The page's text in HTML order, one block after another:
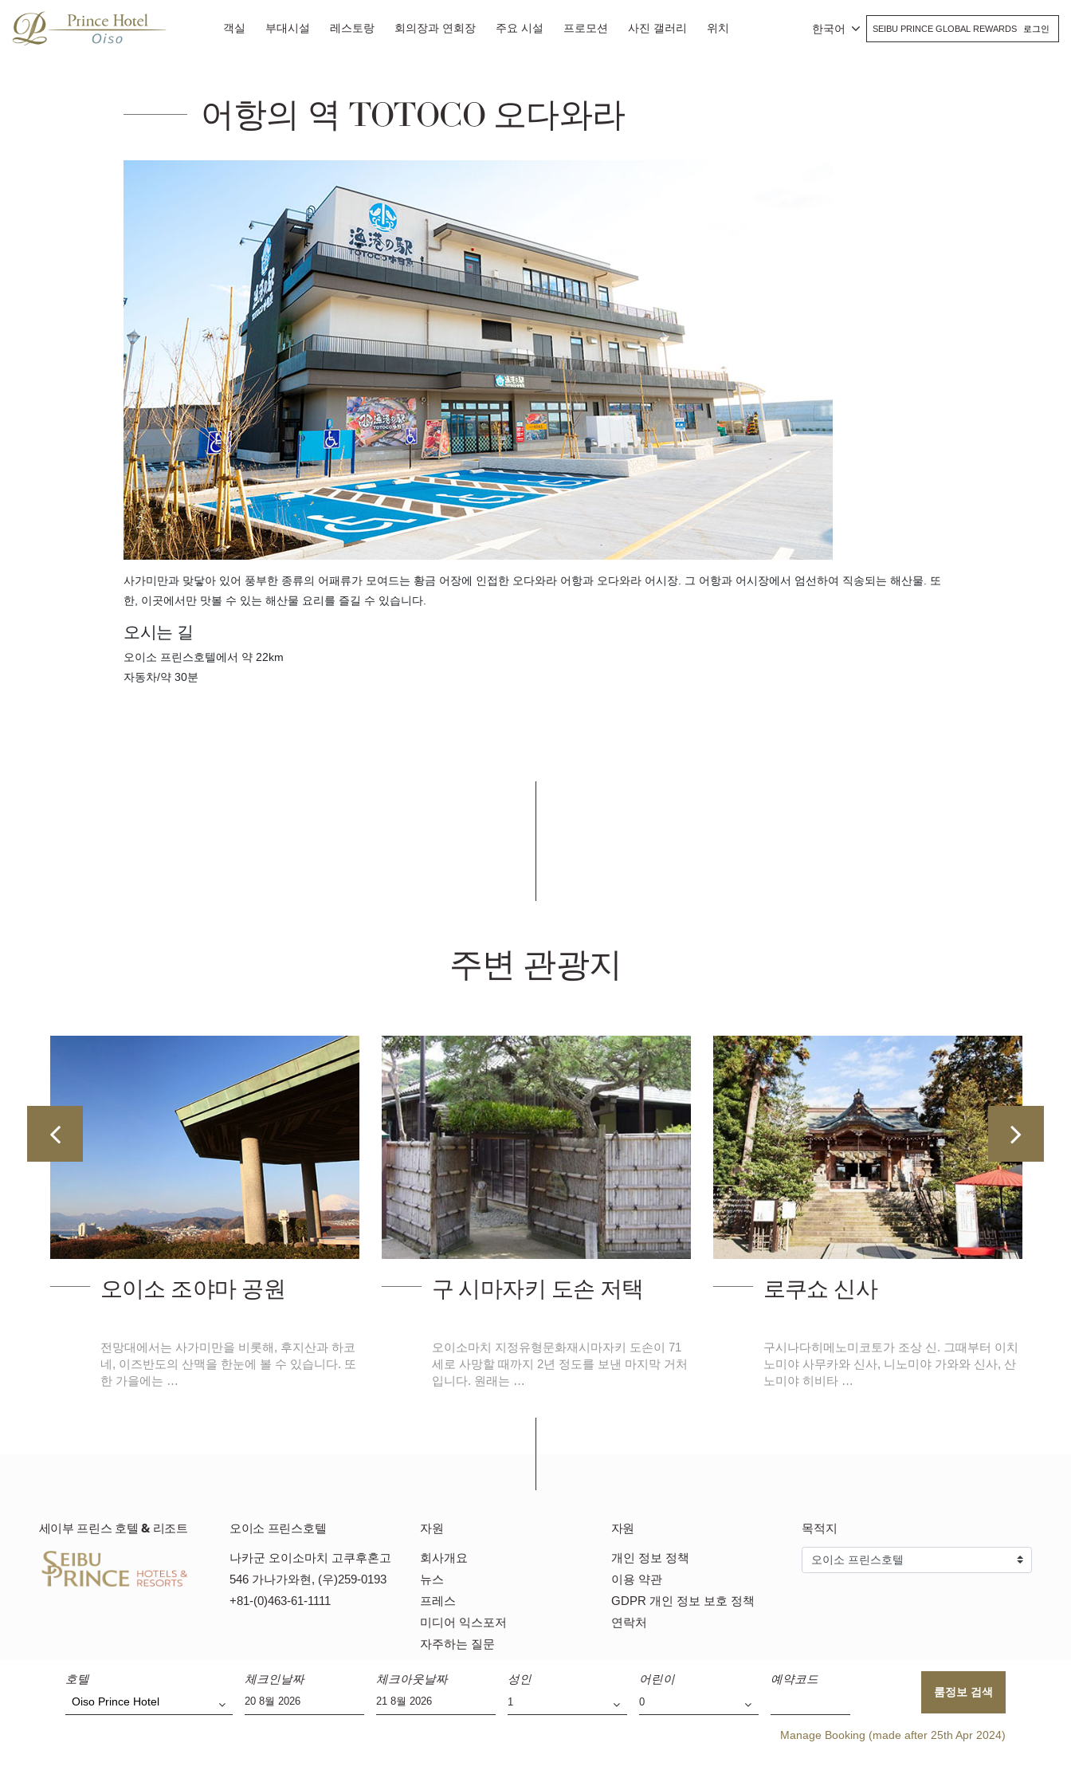
객실 부대시설 레스토랑 회의장과 연회장 주요 시설 프로모션 사진 갤러리 위치 한국어 SEIBU PRINCE GLOBAL REWARDS 로그인
호텔
Oiso Prince Hotel
체크인날짜 체크아웃날짜 성인 어린이 예약코드
룸정보 검색
Manage Booking (made after 25th Apr 2024)
어항의 역 TOTOCO 오다와라
사가미만과 맞닿아 있어 풍부한 종류의 어패류가 모여드는 황금 어장에 인접한 오다와라 어항과 오다와라 어시장. 그 어항과 어시장에서 엄선하여 직송되는 해산물. 또
한, 이곳에서만 맛볼 수 있는 해산물 요리를 즐길 수 있습니다.
오시는 길
오이소 프린스호텔에서 약 22km
자동차/약 30분
주변 관광지
오이소 조야마 공원
전망대에서는 사가미만을 비롯해, 후지산과 하코
네, 이즈반도의 산맥을 한눈에 볼 수 있습니다. 또
한 가을에는 …
구 시마자키 도손 저택
오이소마치 지정유형문화재시마자키 도손이 71
세로 사망할 때까지 2년 정도를 보낸 마지막 거처
입니다. 원래는 …
로쿠쇼 신사
구시나다히메노미코토가 조상 신. 그때부터 이치
노미야 사무카와 신사, 니노미야 가와와 신사, 산
노미야 히비타 …
세이부 프린스 호텔 & 리조트 오이소 프린스호텔
나카군 오이소마치 고쿠후혼고
546 가나가와현, (우)259-0193
+81-(0)463-61-1111
자원
회사개요
뉴스
프레스
미디어 익스포저
자주하는 질문
자원
개인 정보 정책
이용 약관
GDPR 개인 정보 보호 정책
연락처
목적지